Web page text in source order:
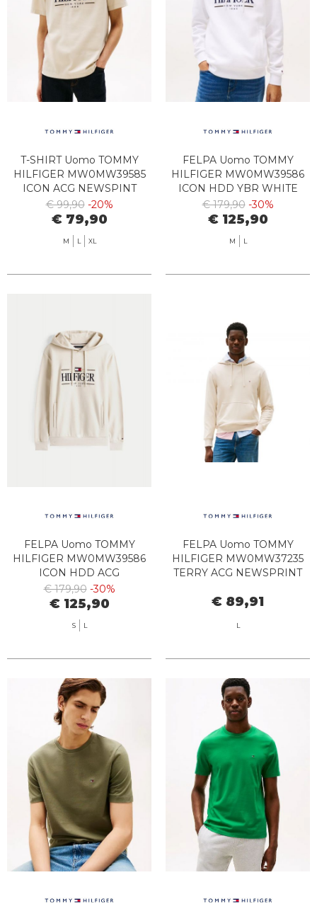
T-SHIRT Uomo TOMMY
HILFIGER MW0MW39585
ICON ACG NEWSPINT
€ 99,90 -20%
€ 79,90
M L XL
FELPA Uomo TOMMY
HILFIGER MW0MW39586
ICON HDD YBR WHITE
€ 179,90 -30%
€ 125,90
M L
FELPA Uomo TOMMY
HILFIGER MW0MW39586
ICON HDD ACG
NEWSPRINT
€ 179,90 -30%
€ 125,90
S L
FELPA Uomo TOMMY
HILFIGER MW0MW37235
TERRY ACG NEWSPRINT
€ 89,91
L